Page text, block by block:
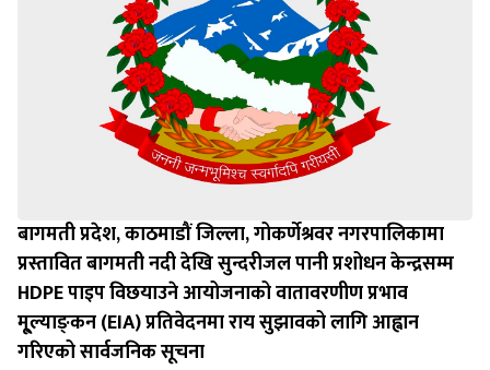
बागमती प्रदेश, काठमाडौं जिल्ला, गोकर्णेश्रवर नगरपालिकामा
प्रस्तावित बागमती नदी देखि सुन्दरीजल पानी प्रशोधन केन्द्रसम्म
HDPE पाइप विछयाउने आयोजनाको वातावरणीण प्रभाव
मू्ल्याङ्‍कन (EIA) प्रतिवेदनमा राय सुझावको लागि आह्वान
गरिएको सार्वजनिक सूचना